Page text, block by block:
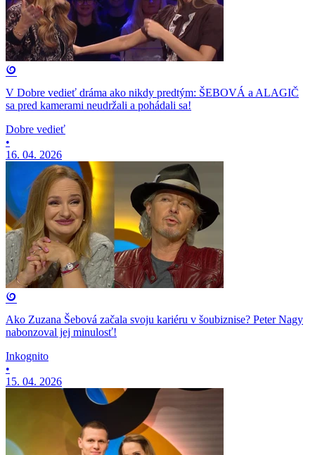
V Dobre vedieť dráma ako nikdy predtým: ŠEBOVÁ a ALAGIČ
sa pred kamerami neudržali a pohádali sa!
Dobre vedieť
•
16. 04. 2026
Ako Zuzana Šebová začala svoju kariéru v šoubiznise? Peter Nagy
nabonzoval jej minulosť!
Inkognito
•
15. 04. 2026